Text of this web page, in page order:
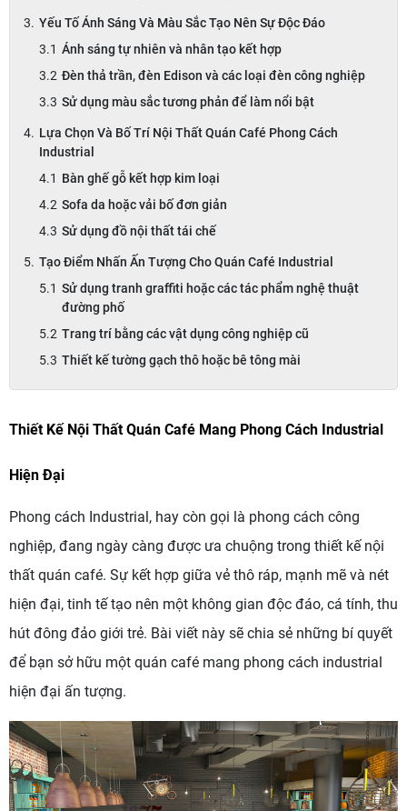
Yếu Tố Ánh Sáng Và Màu Sắc Tạo Nên Sự Độc Đáo
Ánh sáng tự nhiên và nhân tạo kết hợp
Đèn thả trần, đèn Edison và các loại đèn công nghiệp
Sử dụng màu sắc tương phản để làm nổi bật
Lựa Chọn Và Bố Trí Nội Thất Quán Café Phong Cách
Industrial
Bàn ghế gỗ kết hợp kim loại
Sofa da hoặc vải bố đơn giản
Sử dụng đồ nội thất tái chế
Tạo Điểm Nhấn Ấn Tượng Cho Quán Café Industrial
Sử dụng tranh graffiti hoặc các tác phẩm nghệ thuật
đường phố
Trang trí bằng các vật dụng công nghiệp cũ
Thiết kế tường gạch thô hoặc bê tông mài
Thiết Kế Nội Thất Quán Café Mang Phong Cách Industrial
Hiện Đại
Phong cách Industrial, hay còn gọi là phong cách công
nghiệp, đang ngày càng được ưa chuộng trong thiết kế nội
thất quán café. Sự kết hợp giữa vẻ thô ráp, mạnh mẽ và nét
hiện đại, tinh tế tạo nên một không gian độc đáo, cá tính, thu
hút đông đảo giới trẻ. Bài viết này sẽ chia sẻ những bí quyết
để bạn sở hữu một quán café mang phong cách industrial
hiện đại ấn tượng.